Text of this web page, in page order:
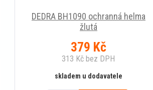
DEDRA BH1090 ochranná helma
žlutá
379 Kč
313 Kč bez DPH
skladem u dodavatele